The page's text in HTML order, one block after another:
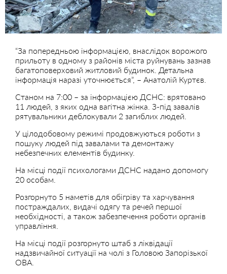
“За попередньою інформацією, внаслідок ворожого
прильоту в одному з районів міста руйнувань зазнав
багатоповерховий житловий будинок. Детальна
інформація наразі уточнюється”, – Анатолій Куртєв.
Станом на 7:00 – за інформацією ДСНС: врятовано
11 людей, з яких одна вагітна жінка. З-під завалів
рятувальники деблокували 2 загиблих людей.
У цілодобовому режимі продовжуються роботи з
пошуку людей під завалами та демонтажу
небезпечних елементів будинку.
На місці події психологами ДСНС надано допомогу
20 особам.
Розгорнуто 5 наметів для обігріву та харчування
постраждалих, видачі одягу та речей першої
необхідності, а також забезпечення роботи органів
управління.
На місці події розгорнуто штаб з ліквідації
надзвичайної ситуації на чолі з Головою Запорізької
ОВА.